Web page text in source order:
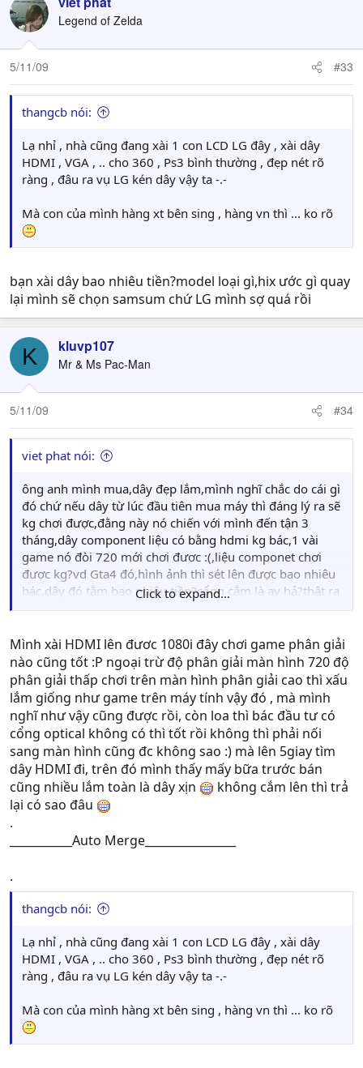
Legend of Zelda
5/11/09 #33
thangcb nói:
Lạ nhỉ , nhà cũng đang xài 1 con LCD LG đây , xài dây
HDMI , VGA , .. cho 360 , Ps3 bình thường , đẹp nét rõ
ràng , đâu ra vụ LG kén dây vậy ta -.-
Mà con của mình hàng xt bên sing , hàng vn thì ... ko rõ
bạn xài dây bao nhiêu tiền?model loại gì,hix ước gì quay
lại mình sẽ chọn samsum chứ LG mình sợ quá rồi
K kluvp107
Mr & Ms Pac-Man
5/11/09 #34
viet phat nói:
ông anh mình mua,dây đẹp lắm,mình nghĩ chắc do cái gì
đó chứ nếu dây từ lúc đầu tiên mua máy thì đáng lý ra sẽ
kg chơi được,đằng này nó chiến với mình đến tận 3
tháng,dây component liệu có bằng hdmi kg bác,1 vài
game nó đòi 720 mới chơi đươc :(,liệu componet chơi
được kg?vd Gta4 đó,hình ảnh thì sét lên được bao nhiêu
bác,dây đó tằm bao nhiêu tiền?cổng cắm là av hả?thật ra
tức 1 cái là nhà mình có trang bị 1 dàn loa riêng cho
bác biết đó...âm thanh loa riêng thì sướng lắm T_T
Click to expand...
Mình xài HDMI lên đươc 1080i đây chơi game phân giải
nào cũng tốt :P ngoại trừ độ phân giải màn hình 720 độ
phân giải thấp chơi trên màn hình phân giải cao thì xấu
lắm giống như game trên máy tính vậy đó , mà mình
nghĩ như vậy cũng được rồi, còn loa thì bác đầu tư có
cổng optical không có thì tốt rồi không thì phải nối
sang màn hình cũng đc không sao :) mà lên 5giay tìm
dây HDMI đi, trên đó mình thấy mấy bữa trước bán
cũng nhiều lắm toàn là dây xịn
không cắm lên thì trả
lại có sao đâu
.
___________Auto Merge________________
.
thangcb nói:
Lạ nhỉ , nhà cũng đang xài 1 con LCD LG đây , xài dây
HDMI , VGA , .. cho 360 , Ps3 bình thường , đẹp nét rõ
ràng , đâu ra vụ LG kén dây vậy ta -.-
Mà con của mình hàng xt bên sing , hàng vn thì ... ko rõ